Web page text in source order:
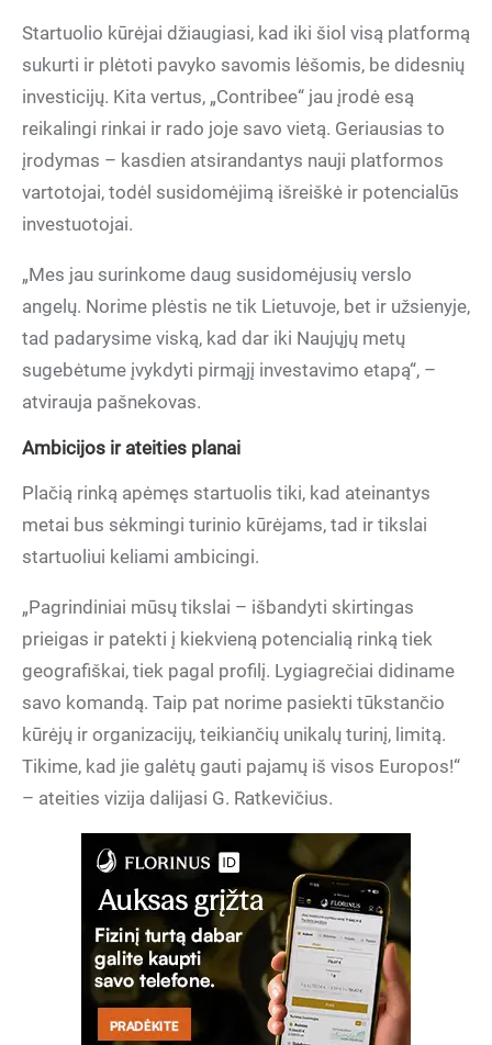
Startuolio kūrėjai džiaugiasi, kad iki šiol visą platformą
sukurti ir plėtoti pavyko savomis lėšomis, be didesnių
investicijų. Kita vertus, „Contribee“ jau įrodė esą
reikalingi rinkai ir rado joje savo vietą. Geriausias to
įrodymas – kasdien atsirandantys nauji platformos
vartotojai, todėl susidomėjimą išreiškė ir potencialūs
investuotojai.
„Mes jau surinkome daug susidomėjusių verslo
angelų. Norime plėstis ne tik Lietuvoje, bet ir užsienyje,
tad padarysime viską, kad dar iki Naujųjų metų
sugebėtume įvykdyti pirmąjį investavimo etapą“, –
atvirauja pašnekovas.
Ambicijos ir ateities planai
Plačią rinką apėmęs startuolis tiki, kad ateinantys
metai bus sėkmingi turinio kūrėjams, tad ir tikslai
startuoliui keliami ambicingi.
„Pagrindiniai mūsų tikslai – išbandyti skirtingas
prieigas ir patekti į kiekvieną potencialią rinką tiek
geografiškai, tiek pagal profilį. Lygiagrečiai didiname
savo komandą. Taip pat norime pasiekti tūkstančio
kūrėjų ir organizacijų, teikiančių unikalų turinį, limitą.
Tikime, kad jie galėtų gauti pajamų iš visos Europos!“
– ateities vizija dalijasi G. Ratkevičius.